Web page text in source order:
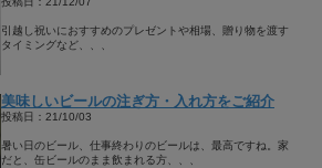
引越し祝いにおすすめのプレゼントや相場、贈り物を渡す
タイミングなど、、、
美味しいビールの注ぎ方・入れ方をご紹介
投稿日：21/10/03
暑い日のビール、仕事終わりのビールは、最高ですね。家
だと、缶ビールのまま飲まれる方、、、